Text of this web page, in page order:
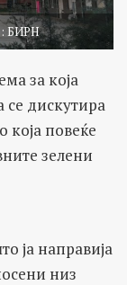
БИРН
за која
се дискутира
која повеќе
зелени
ја направија
низ